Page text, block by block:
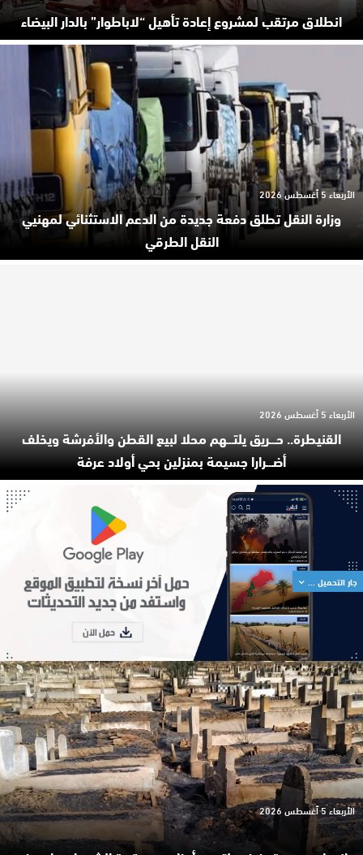
انطلاق مرتقب لمشروع إعادة تأهيل “لاباطوار” بالدار البيضاء
وزارة النقل تطلق دفعة جديدة من الدعم الاستثنائي لمهنيي
النقل الطرقي
الأربعاء 5 أغسطس 2026
القنيطرة.. حـ.ـريق يلتـ.ـهم محلا لبيع القطن والأفرشة ويخلف
أضـ.ـرارا جسيمة بمنزلين بحي أولاد عرفة
الأربعاء 5 أغسطس 2026
الأربعاء 5 أغسطس 2026
جار التحميل ...